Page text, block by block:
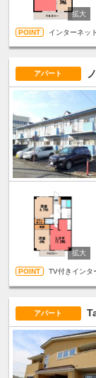
インターネッ
アパート
TV付きインタ
アパート